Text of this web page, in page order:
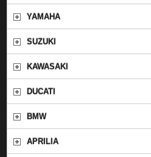
YAMAHA
SUZUKI
KAWASAKI
DUCATI
BMW
APRILIA